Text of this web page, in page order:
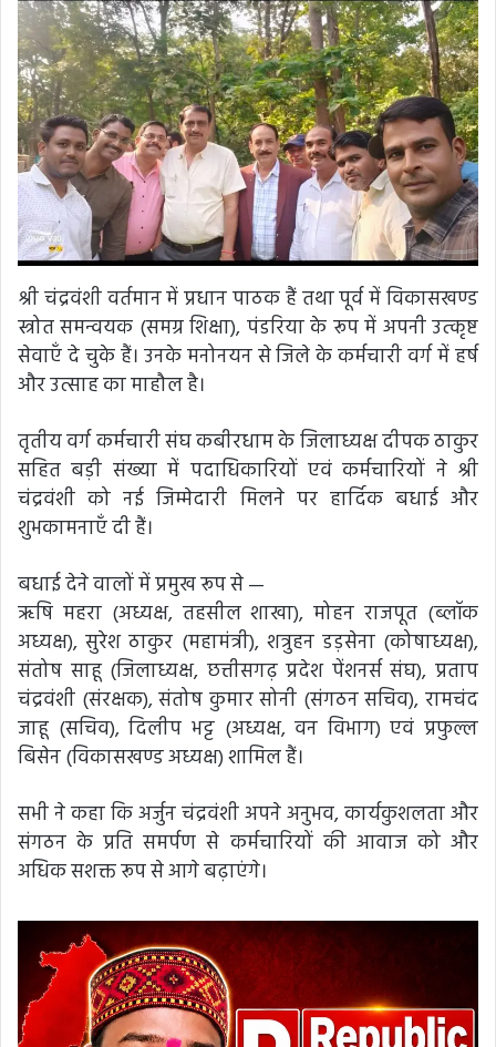
श्री चंद्रवंशी वर्तमान में प्रधान पाठक हैं तथा पूर्व में विकासखण्ड
स्त्रोत समन्वयक (समग्र शिक्षा), पंडरिया के रूप में अपनी उत्कृष्ट
सेवाएँ दे चुके हैं। उनके मनोनयन से जिले के कर्मचारी वर्ग में हर्ष
और उत्साह का माहौल है।
तृतीय वर्ग कर्मचारी संघ कबीरधाम के जिलाध्यक्ष दीपक ठाकुर
सहित बड़ी संख्या में पदाधिकारियों एवं कर्मचारियों ने श्री
चंद्रवंशी को नई जिम्मेदारी मिलने पर हार्दिक बधाई और
शुभकामनाएँ दी हैं।
बधाई देने वालों में प्रमुख रूप से —
ऋषि महरा (अध्यक्ष, तहसील शाखा), मोहन राजपूत (ब्लॉक
अध्यक्ष), सुरेश ठाकुर (महामंत्री), शत्रुहन डड़सेना (कोषाध्यक्ष),
संतोष साहू (जिलाध्यक्ष, छत्तीसगढ़ प्रदेश पेंशनर्स संघ), प्रताप
चंद्रवंशी (संरक्षक), संतोष कुमार सोनी (संगठन सचिव), रामचंद
जाहू (सचिव), दिलीप भट्ट (अध्यक्ष, वन विभाग) एवं प्रफुल्ल
बिसेन (विकासखण्ड अध्यक्ष) शामिल हैं।
सभी ने कहा कि अर्जुन चंद्रवंशी अपने अनुभव, कार्यकुशलता और
संगठन के प्रति समर्पण से कर्मचारियों की आवाज को और
अधिक सशक्त रूप से आगे बढ़ाएंगे।